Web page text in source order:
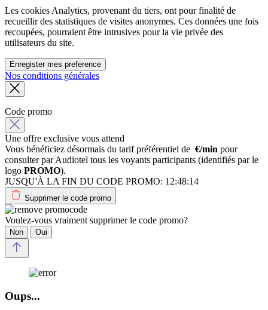
Les cookies Analytics, provenant du tiers, ont pour finalité de
recueillir des statistiques de visites anonymes. Ces données une fois
recoupées, pourraient être intrusives pour la vie privée des
utilisateurs du site.
Enregister mes preference
Nos conditions générales
Code promo
Une offre exclusive vous attend
Vous bénéficiez désormais du tarif préférentiel de €/min pour
consulter par Audiotel tous les voyants participants (identifiés par le
logo PROMO).
JUSQU'À LA FIN DU CODE PROMO: 12:48:14
Supprimer le code promo
Voulez-vous vraiment supprimer le code promo?
Non Oui
Oups...